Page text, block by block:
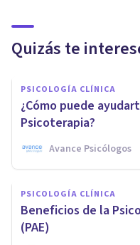
Quizás te
PSICOLOGÍA CLÍNICA
¿Cómo puede
Psicoterapia?
Avance Psicólogos
PSICOLOGÍA CLÍNICA
Beneficios de la
(PAE)